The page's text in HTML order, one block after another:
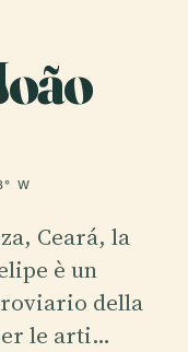
W
Ceará, la
è un
della
le arti…